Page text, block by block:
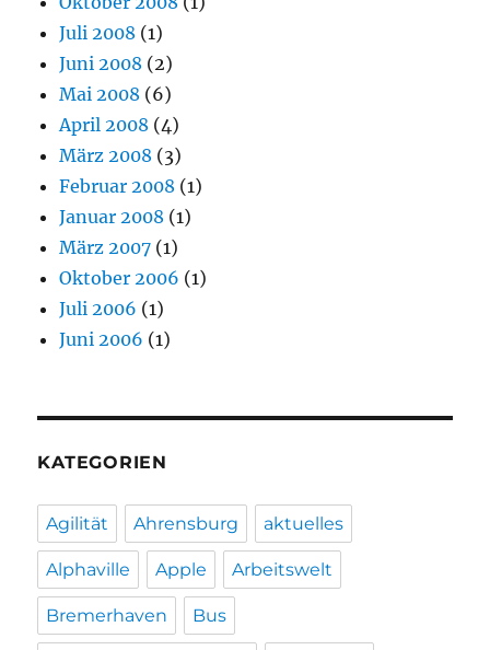
Juli 2008 (1)
Juni 2008 (2)
Mai 2008 (6)
April 2008 (4)
März 2008 (3)
Februar 2008 (1)
Januar 2008 (1)
März 2007 (1)
Oktober 2006 (1)
Juli 2006 (1)
Juni 2006 (1)
KATEGORIEN
Agilität Ahrensburg aktuelles
Alphaville Apple Arbeitswelt
Bremerhaven Bus